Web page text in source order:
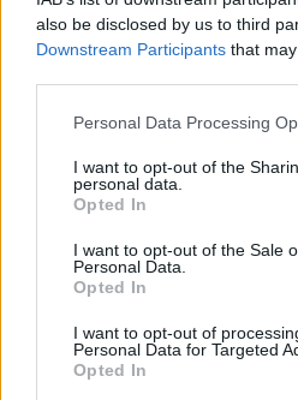
also be disclosed by us to third
Downstream Participants that
Please note that this website/app
not limited to your visit or usage
grant or deny consent to Google
use your data for below specified
consent section.
Personal Data Processing
I want to opt-out of the
personal data.
Opted In
I want to opt-out of the Sale
Personal Data.
Opted In
I want to opt-out of
Personal Data for Targeted
Opted In
Épített
Mohács a
évfordulójára
kötik össze
AJÁNLJUK MÉG